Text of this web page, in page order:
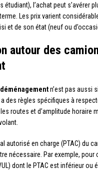
étudiant), l’achat peut s’avérer
Les prix varient
et de son état (neuf ou
autour des
n’est pas aussi
des règles spécifiques à
routes et d’amplitude horaire
autorisé en charge (PTAC) du
nécessaire. Par exemple, pour
dont le PTAC est inférieur ou